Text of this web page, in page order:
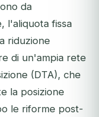
da
l'aliquota fissa
riduzione
di un'ampia rete
(DTA), che
la posizione
le riforme post-